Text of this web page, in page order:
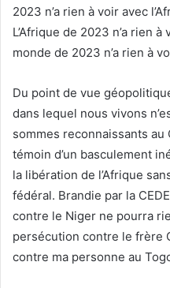
2023 n’a rien à voir avec
L’Afrique de 2023 n’a rien à
monde de 2023 n’a rien à
Du point de vue
dans lequel nous vivons
sommes reconnaissants au
témoin d’un basculement
la libération de l’Afrique
fédéral. Brandie par la
contre le Niger ne pourra
persécution contre le frère
contre ma personne au